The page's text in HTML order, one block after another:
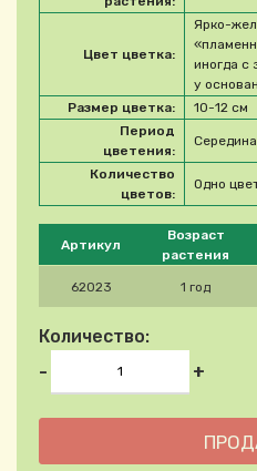
Please select product
Артикул
Возраст
растения
62023 1 год
Количество:
-
+
Цвет цветка:
Ярко-
иногда с
у
Размер цветка:
10-12 см
Период
цветения:
Количество
цветов:
Одно